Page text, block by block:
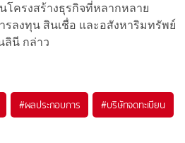
โครงสร้างธุรกิจที่หลากหลาย
รลงทุน สินเชื่อ และอสังหาริมทรัพย์
ลินี กล่าว
#ผลประกอบการ #บริษัทจดทะเบียน